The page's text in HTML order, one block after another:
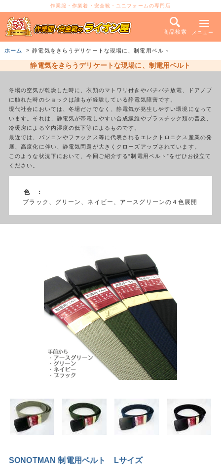
作業服・作業着・安全靴・ユニフォームの専門店
商品検索 メニュー
ホーム 静電気をきらうデリケートな現場に、制電用ベルト
静電気をきらうデリケートな現場に、制電用ベルト
冬場の空気が乾燥した時に、衣類のマトワリ付きやパチパチ放電、ドアノブ
に触れた時のショックは誰もが経験している静電気障害です。
現代社会においては、冬場だけでなく、静電気が発生しやすい環境になって
います。それは、静電気が帯電しやすい合成繊維やプラスチック類の普及、
冷暖房による室内湿度の低下等によるものです。
最近では、パソコンやファックス等に代表されるエレクトロニクス産業の発
展、高度化に伴い、静電気問題が大きくクローズアップされています。
このような状況下において、今回ご紹介する“制電用ベルト”をぜひお役立て
ください。
色 ：
ブラック、グリーン、ネイビー、アースグリーンの４色展開
SONOTMAN 制電用ベルト Lサイズ